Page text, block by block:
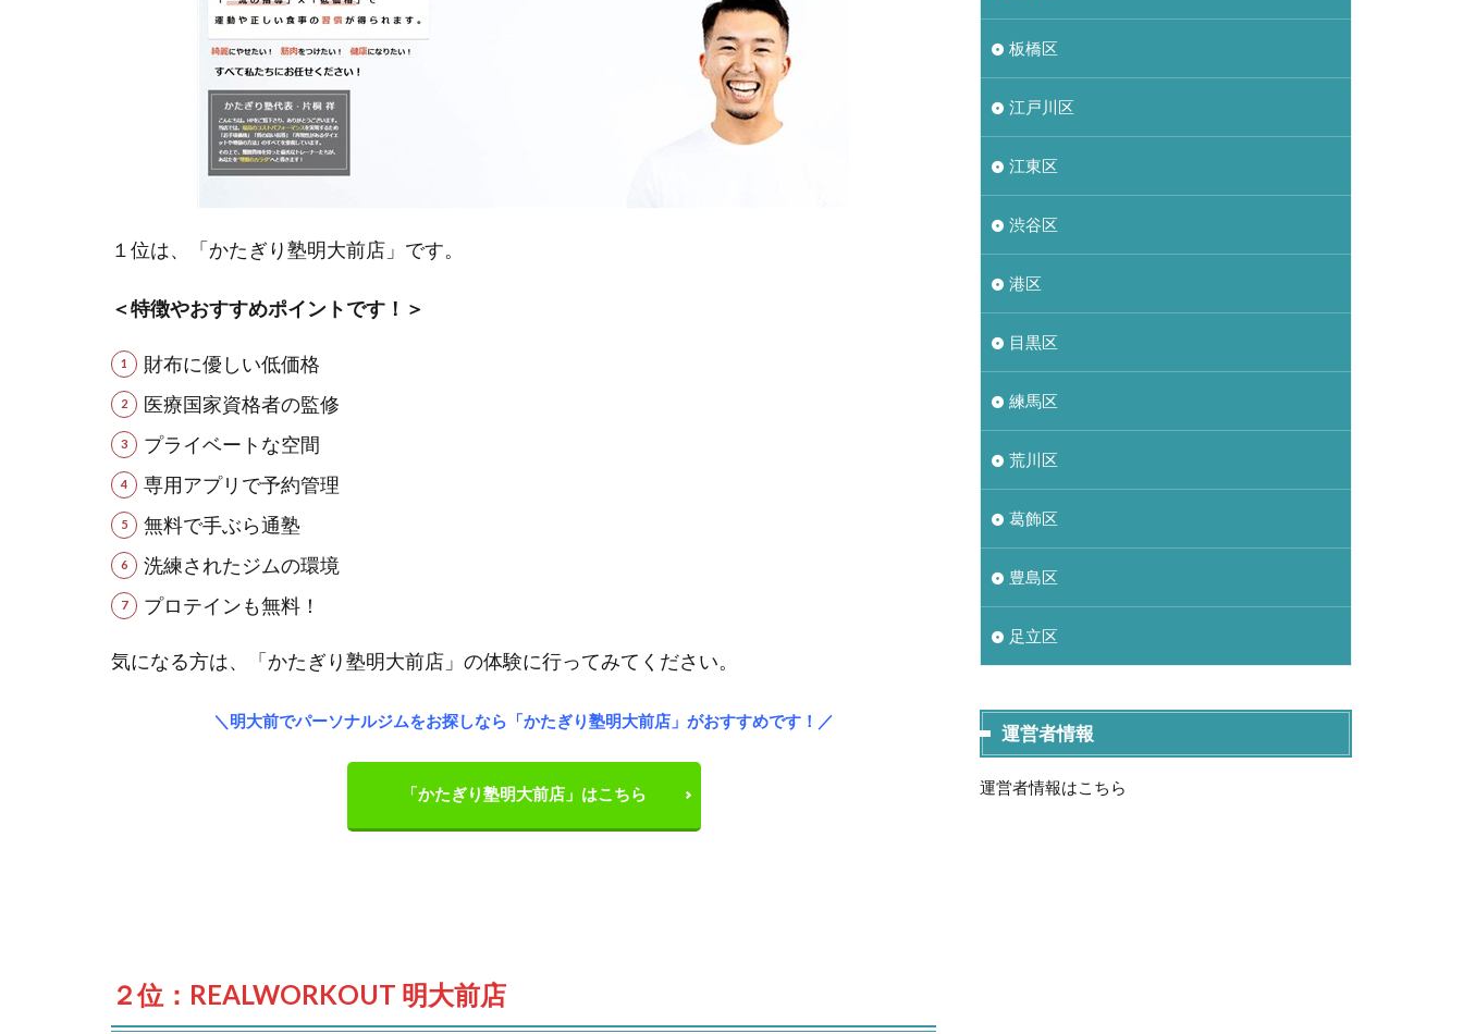
１位は、「かたぎり塾明大前店」です。
＜特徴やおすすめポイントです！＞
財布に優しい低価格
医療国家資格者の監修
プライベートな空間
専用アプリで予約管理
無料で手ぶら通塾
洗練されたジムの環境
プロテインも無料！
気になる方は、「かたぎり塾明大前店」の体験に行ってみてください。
＼明大前でパーソナルジムをお探しなら「かたぎり塾明大前店」がおすすめです！／
「かたぎり塾明大前店」はこちら
２位：REALWORKOUT 明大前店
板橋区
江戸川区
江東区
渋谷区
港区
目黒区
練馬区
荒川区
葛飾区
豊島区
足立区
運営者情報
運営者情報はこちら